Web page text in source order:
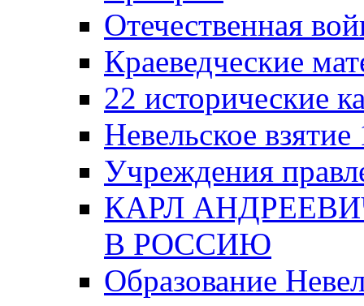
Отечественная
Краеведческие
22 исторические
Невельское
Учреждения
КАРЛ
В РОССИЮ
Образование